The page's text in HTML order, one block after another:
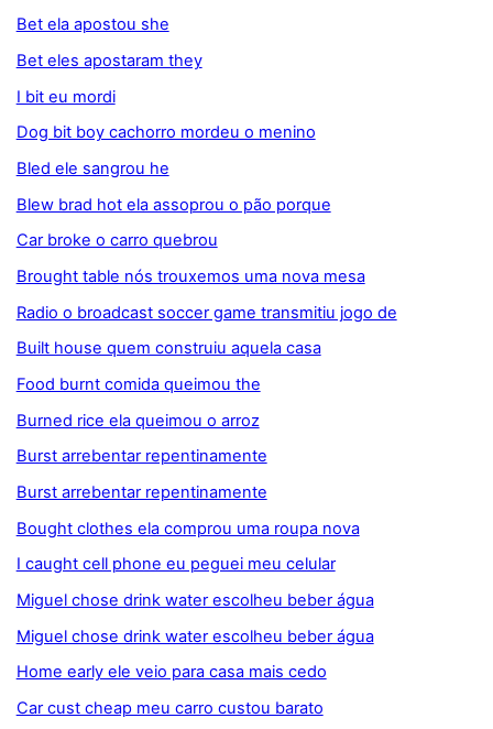
Bet ela apostou she
Bet eles apostaram they
I bit eu mordi
Dog bit boy cachorro mordeu o menino
Bled ele sangrou he
Blew brad hot ela assoprou o pão porque
Car broke o carro quebrou
Brought table nós trouxemos uma nova mesa
Radio o broadcast soccer game transmitiu jogo de
Built house quem construiu aquela casa
Food burnt comida queimou the
Burned rice ela queimou o arroz
Burst arrebentar repentinamente
Burst arrebentar repentinamente
Bought clothes ela comprou uma roupa nova
I caught cell phone eu peguei meu celular
Miguel chose drink water escolheu beber água
Miguel chose drink water escolheu beber água
Home early ele veio para casa mais cedo
Car cust cheap meu carro custou barato